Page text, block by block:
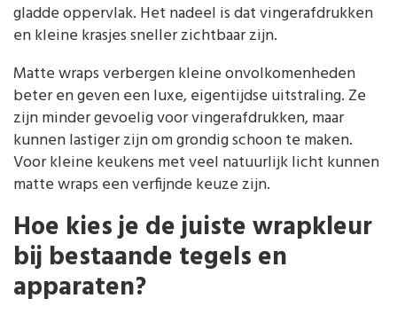
gladde oppervlak. Het nadeel is dat vingerafdrukken
en kleine krasjes sneller zichtbaar zijn.
Matte wraps verbergen kleine onvolkomenheden
beter en geven een luxe, eigentijdse uitstraling. Ze
zijn minder gevoelig voor vingerafdrukken, maar
kunnen lastiger zijn om grondig schoon te maken.
Voor kleine keukens met veel natuurlijk licht kunnen
matte wraps een verfijnde keuze zijn.
Hoe kies je de juiste wrapkleur
bij bestaande tegels en
apparaten?